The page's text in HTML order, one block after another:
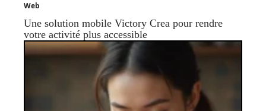
Web
Une solution mobile Victory Crea pour rendre
votre activité plus accessible